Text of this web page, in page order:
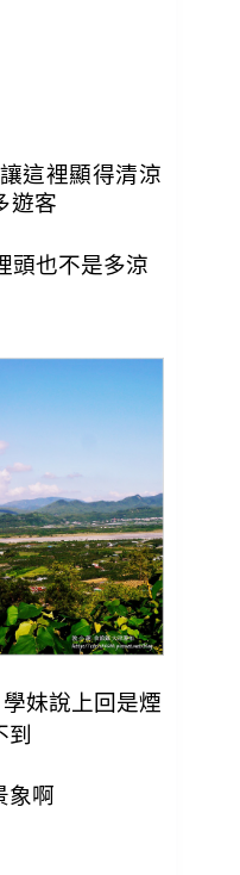
這裡顯得清涼
遊客
頭也不是多涼
妹說上回是煙
象啊